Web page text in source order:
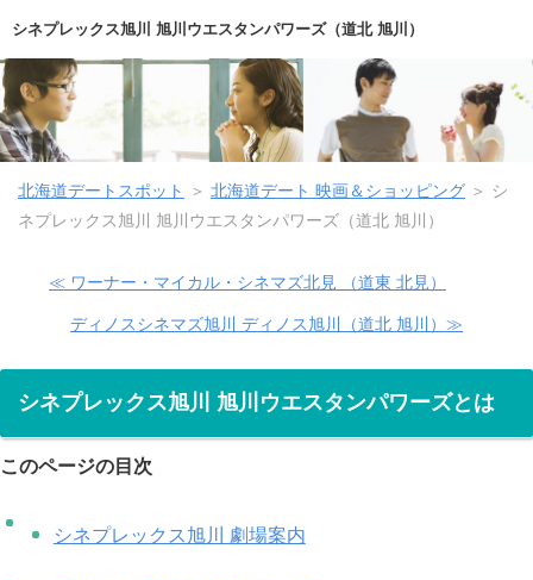
シネプレックス旭川 旭川ウエスタンパワーズ（道北 旭川）
北海道デートスポット ＞ 北海道デート 映画＆ショッピング ＞ シ
ネプレックス旭川 旭川ウエスタンパワーズ（道北 旭川）
≪ ワーナー・マイカル・シネマズ北見 （道東 北見）
ディノスシネマズ旭川 ディノス旭川（道北 旭川）≫
シネプレックス旭川 旭川ウエスタンパワーズとは
このページの目次
シネプレックス旭川 劇場案内